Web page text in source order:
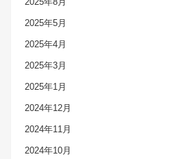
2025年5月
2025年4月
2025年3月
2025年1月
2024年12月
2024年11月
2024年10月